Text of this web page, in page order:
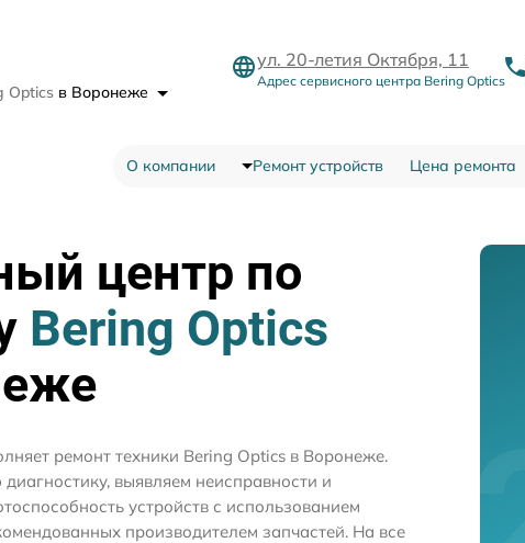
Optics в Воронеже
ул. 20-летия Октября, 11
Адрес сервисного центра Bering Optics
О компании Ремонт устройств Цена ремонта
центр по
Bering Optics
ремонт техники Bering Optics в Воронеже.
выявляем неисправности и
устройств с использованием
производителем запчастей. На все